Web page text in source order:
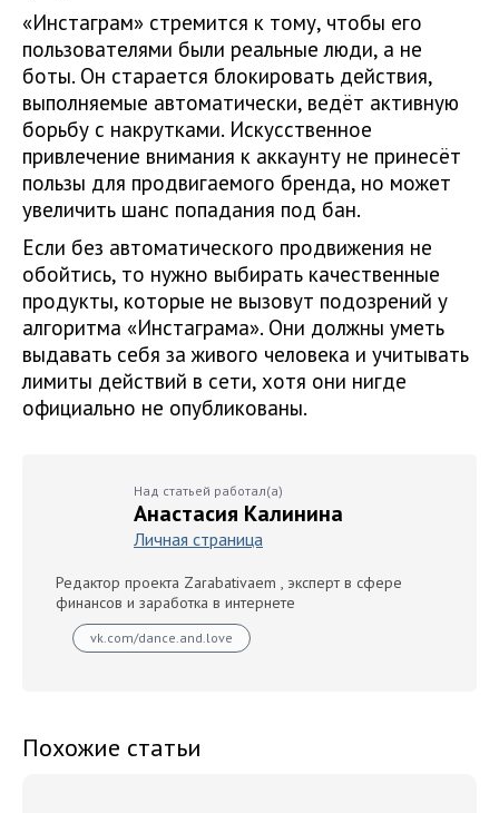
«Инстаграм» стремится к тому, чтобы его
пользователями были реальные люди, а не
боты. Он старается блокировать действия,
выполняемые автоматически, ведёт активную
борьбу с накрутками. Искусственное
привлечение внимания к аккаунту не принесёт
пользы для продвигаемого бренда, но может
увеличить шанс попадания под бан.
Если без автоматического продвижения не
обойтись, то нужно выбирать качественные
продукты, которые не вызовут подозрений у
алгоритма «Инстаграма». Они должны уметь
выдавать себя за живого человека и учитывать
лимиты действий в сети, хотя они нигде
официально не опубликованы.
Над статьей работал(а)
Анастасия Калинина
Личная страница
Редактор проекта Zarabativaem , эксперт в сфере
финансов и заработка в интернете
vk.com/dance.and.love
Похожие статьи